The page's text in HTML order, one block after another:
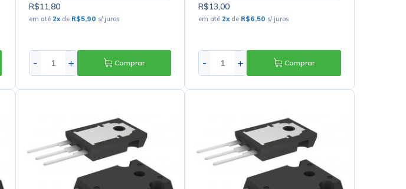
R$11,80
em até 2xde R$5,90 s/ juros
- + Comprar
R$13,00
em até 2x de R$6,50 s/ juros
- + Comprar